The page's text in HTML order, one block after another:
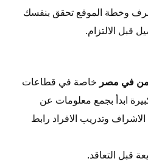
وخطة الموقع تحقق بنفسك
قبل الالتزام.
في مصر خاصة في قطاعات
ابدأ بجمع معلومات عن
وتدريب الافراد رابط
قبل التعاقد.